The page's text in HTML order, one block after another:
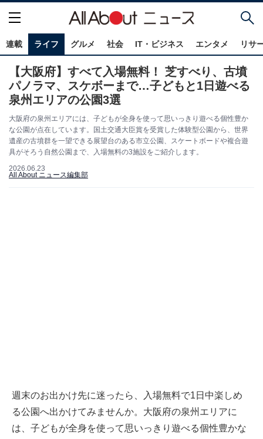
連載 ライフ グルメ 社会 IT・ビジネス エンタメ リサ
【大阪府】すべて入場無料！ 芝すべり、古墳
パノラマ、スケボーまで…子どもと1日遊べる
泉州エリアの公園3選
大阪府の泉州エリアには、子どもが全身を使って思いっきり遊べる個性豊か
な公園が点在しています。国土交通大臣賞を受賞した体験型公園から、世界
遺産の古墳群を一望できる展望台のある市立公園、スケートボードや複合遊
具がそろう自然公園まで、入場無料の3施設をご紹介します。
2026.06.23
All About ニュース編集部
週末のお出かけ先に迷ったら、入場無料で1日中楽しめ
る公園へ出かけてみませんか。大阪府の泉州エリアに
は、子どもが全身を使って思いっきり遊べる個性豊かな